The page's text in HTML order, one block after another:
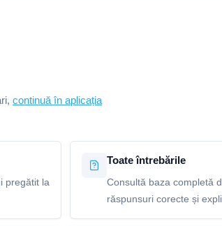
continuă în aplicația
pregătit la
Toate întrebările
Consultă baza completă
răspunsuri corecte și